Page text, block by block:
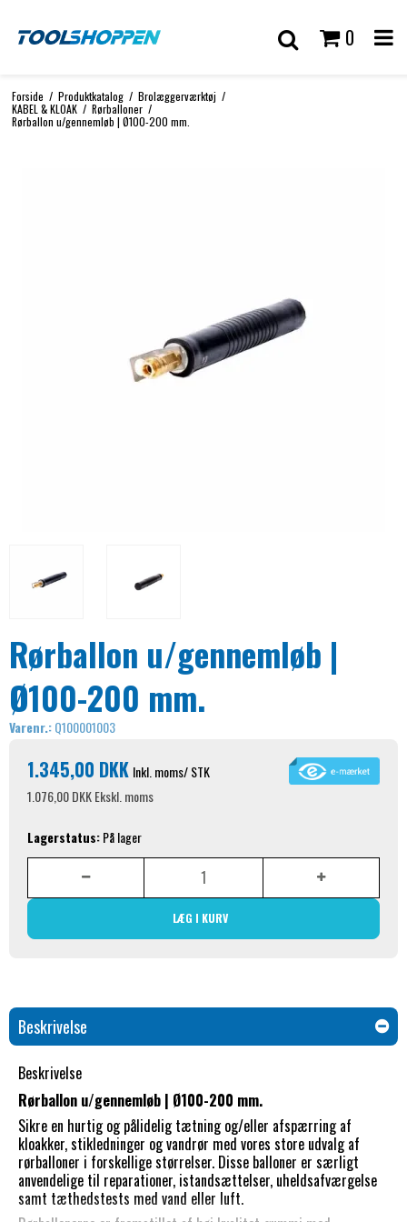
0
Forside / Produktkatalog / Brolæggerværktøj /
KABEL & KLOAK / Rørballoner /
Rørballon u/gennemløb | Ø100-200 mm.
Rørballon u/gennemløb |
Ø100-200 mm.
Varenr.:Q100001003
1.345,00 DKK Inkl. moms/ STK
1.076,00 DKKEkskl. moms
Lagerstatus:På lager
LÆG I KURV
Beskrivelse
Beskrivelse
Rørballon u/gennemløb | Ø100-200 mm.
Sikre en hurtig og pålidelig tætning og/eller afspærring af
kloakker, stikledninger og vandrør med vores store udvalg af
rørballoner i forskellige størrelser. Disse balloner er særligt
anvendelige til reparationer, istandsættelser, uheldsafværgelse
samt tæthedstests med vand eller luft.